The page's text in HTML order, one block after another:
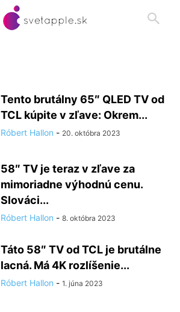
Tento brutálny 65″ QLED TV od
TCL kúpite v zľave: Okrem...
Róbert Hallon - 20. októbra 2023
58″ TV je teraz v zľave za
mimoriadne výhodnú cenu.
Slováci...
Róbert Hallon - 8. októbra 2023
Táto 58″ TV od TCL je brutálne
lacná. Má 4K rozlíšenie...
Róbert Hallon - 1. júna 2023